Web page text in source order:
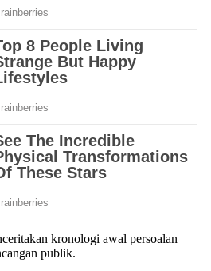
kronologi awal persoalan
publik.